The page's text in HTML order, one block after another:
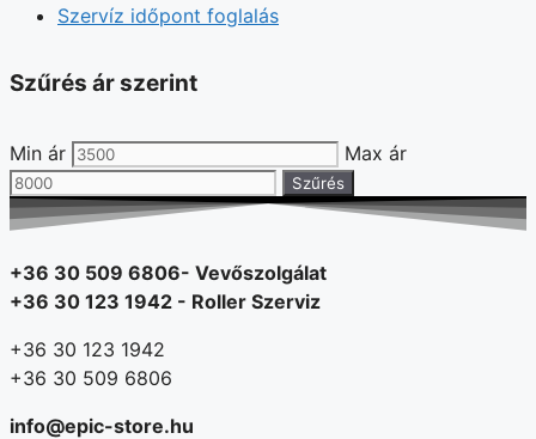
Szervíz időpont foglalás
Szűrés ár szerint
Min ár Max ár
Szűrés
+36 30 509 6806- Vevőszolgálat
+36 30 123 1942 - Roller Szerviz
+36 30 123 1942
+36 30 509 6806
info@epic-store.hu